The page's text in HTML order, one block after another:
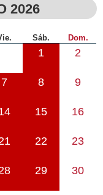
2026
Sáb. Dom.
1 2
7 8 9
15 16
22 23
29 30